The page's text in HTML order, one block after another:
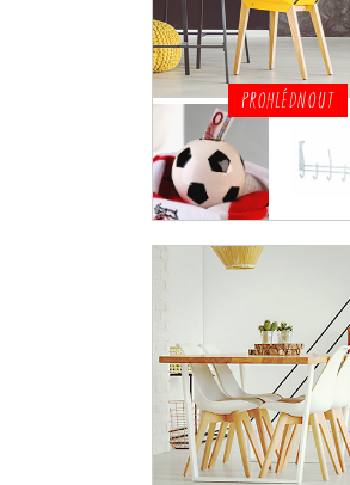
PROHLÉDNOUT